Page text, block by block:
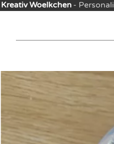
Kreativ Woelkchen -